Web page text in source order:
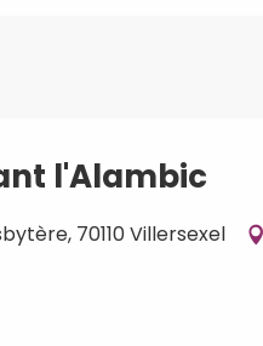
l'Alambic
70110 Villersexel